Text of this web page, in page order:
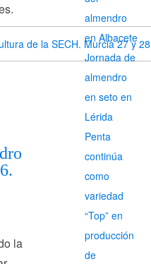
de la SECH. Murcia 27 y
la
almendro
en Albacete
Jornada de
almendro
en seto en
Lérida
Penta
continúa
como
variedad
“Top” en
producción
de